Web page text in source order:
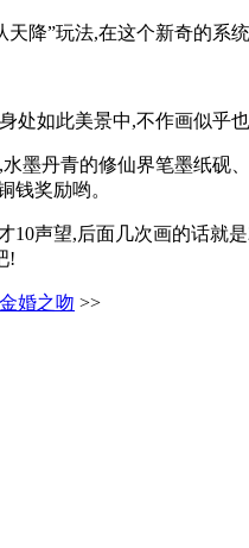
降”玩法,在这个新奇的系
处如此美景中,不作画似乎
墨丹青的修仙界笔墨纸砚
钱奖励哟。
声望,后面几次画的话就
!
金婚之吻 >>